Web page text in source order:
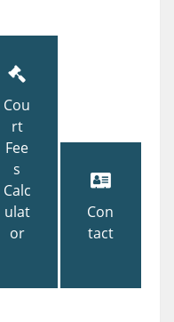
Cou
rt
Fee
s
Calc
ulat
or
Con
tact